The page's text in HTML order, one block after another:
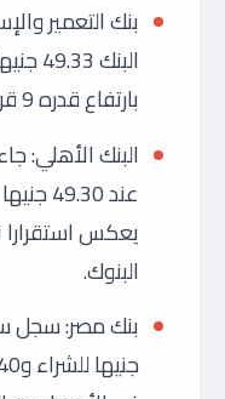
بنك التعمير
بارتفاع قدره 9 قروش في كلا السعرين.
البنك الأهلي:
يعكس استقرارا
البنوك.